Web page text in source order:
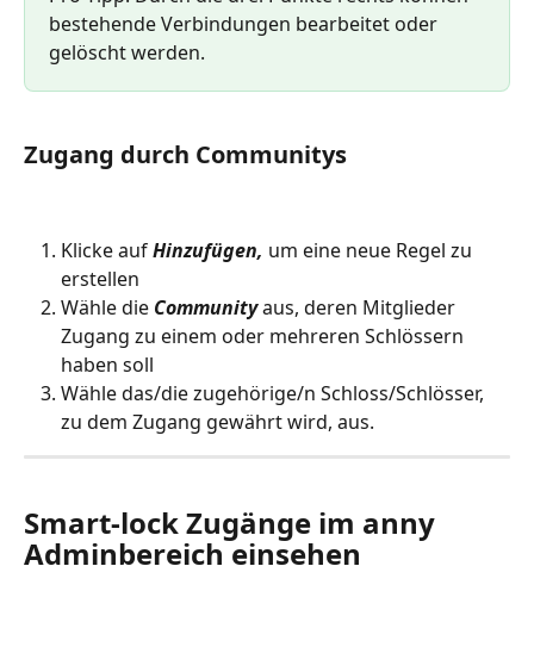
bestehende Verbindungen bearbeitet oder
gelöscht werden.
Zugang durch Communitys
Klicke auf Hinzufügen, um eine neue Regel zu
erstellen
Wähle die Community aus, deren Mitglieder
Zugang zu einem oder mehreren Schlössern
haben soll
Wähle das/die zugehörige/n Schloss/Schlösser,
zu dem Zugang gewährt wird, aus.
Smart-lock Zugänge im anny
Adminbereich einsehen